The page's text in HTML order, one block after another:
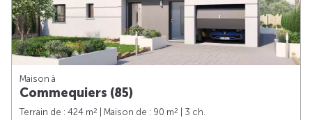
Maison à
Commequiers (85)
Terrain de : 424 m2 | Maison de : 90 m2
| 3 ch.